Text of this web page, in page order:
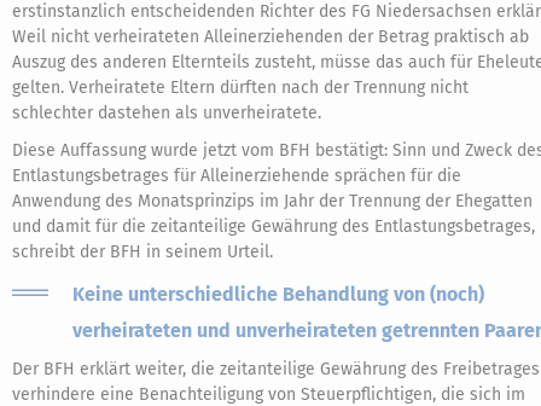
erstinstanzlich entscheidenden Richter des FG Niedersachsen
Weil nicht verheirateten Alleinerziehenden der Betrag praktisch ab
Auszug des anderen Elternteils zusteht, müsse das auch für
gelten. Verheiratete Eltern dürften nach der Trennung nicht
schlechter dastehen als unverheiratete.
Diese Auffassung wurde jetzt vom BFH bestätigt: Sinn und Zweck
Entlastungsbetrages für Alleinerziehende sprächen für die
Anwendung des Monatsprinzips im Jahr der Trennung der Ehegatten
und damit für die zeitanteilige Gewährung des Entlastungsbetrages,
schreibt der BFH in seinem Urteil.
Keine unterschiedliche Behandlung von (noch)
verheirateten und unverheirateten getrennten
Der BFH erklärt weiter, die zeitanteilige Gewährung des Freibetrages
verhindere eine Benachteiligung von Steuerpflichtigen, die sich im